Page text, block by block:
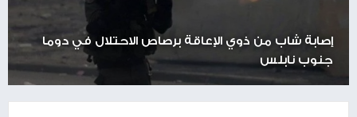
إصابة شاب من ذوي الإعاقة برصاص الاحتلال في دوما
جنوب نابلس